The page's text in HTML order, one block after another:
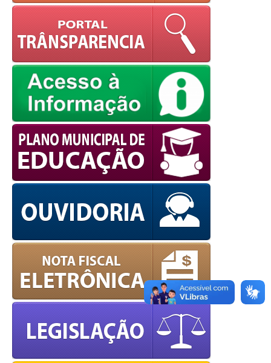
OK
European Commission |
Cookies Policy